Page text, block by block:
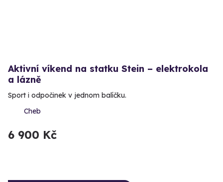
Aktivní víkend na statku Stein – elektrokola
a lázně
Sport i odpočinek v jednom balíčku.
Cheb
6 900 Kč